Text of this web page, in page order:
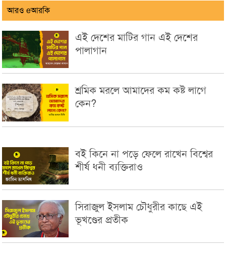
আরও eআরকি
এই দেশের মাটির গান এই দেশের
পালাগান
শ্রমিক মরলে আমাদের কম কষ্ট লাগে
কেন?
বই কিনে না পড়ে ফেলে রাখেন বিশ্বের
শীর্ষ ধনী ব্যক্তিরাও
সিরাজুল ইসলাম চৌধুরীর কাছে এই
ভূখণ্ডের প্রতীক